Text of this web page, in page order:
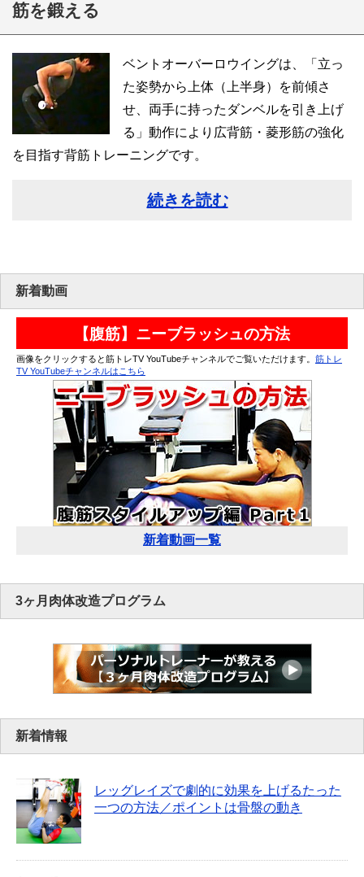
筋を鍛える
ベントオーバーロウイングは、「立っ
た姿勢から上体（上半身）を前傾さ
せ、両手に持ったダンベルを引き上げ
る」動作により広背筋・菱形筋の強化
を目指す背筋トレーニングです。
続きを読む
新着動画
【腹筋】ニーブラッシュの方法
画像をクリックすると筋トレTV YouTubeチャンネルでご覧いただけます。 筋トレ
TV YouTubeチャンネルはこちら
新着動画一覧
3ヶ月肉体改造プログラム
新着情報
レッグレイズで劇的に効果を上げるたった
一つの方法／ポイントは骨盤の動き